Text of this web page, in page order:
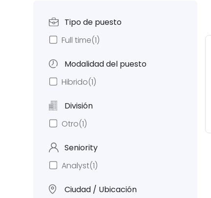
Tipo de puesto
Full time(1)
Modalidad del puesto
Hibrido(1)
División
Otro(1)
Seniority
Analyst(1)
Ciudad / Ubicación